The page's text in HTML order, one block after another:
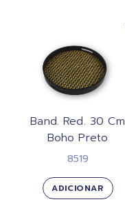
Band. Red. 30 Cm
Boho Preto
8519
ADICIONAR